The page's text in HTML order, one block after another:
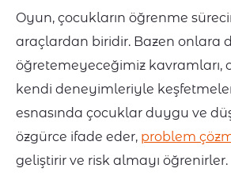
Oyun, çocukların öğrenme
araçlardan biridir. Bazen onlara
öğretemeyeceğimiz
kendi deneyimleriyle
esnasında çocuklar duygu ve
özgürce ifade eder, problem
geliştirir ve risk almayı öğrenirler.